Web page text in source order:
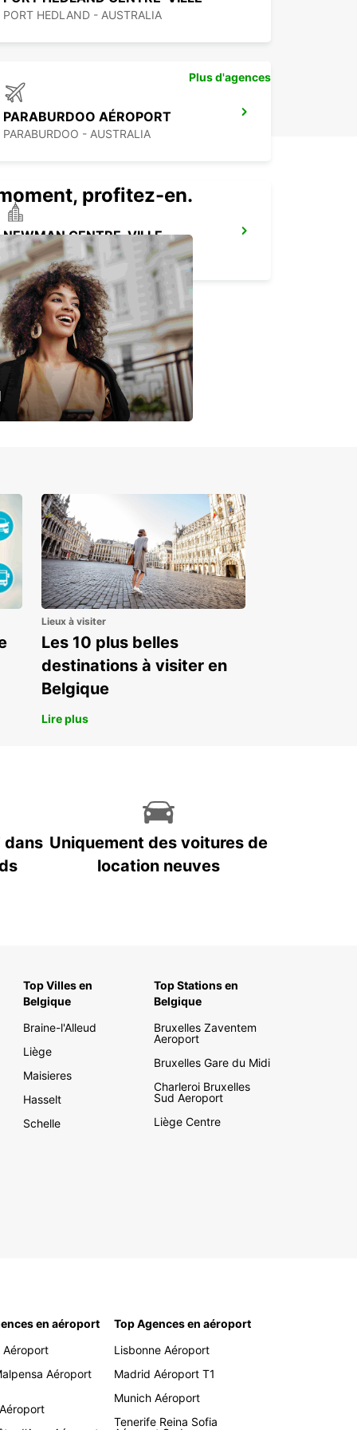
PORT HEDLAND - AUSTRALIA
PARABURDOO AÉROPORT
PARABURDOO - AUSTRALIA
NEWMAN CENTRE-VILLE
NEWMAN - AUSTRALIA
Plus d'agences
profitez-en.
Lieux à visiter
Les 10 plus belles
destinations à visiter en
Belgique
Lire plus
Uniquement des voitures de
location neuves
Top Villes en
Belgique
Braine-l'Alleud
Liège
Maisieres
Hasselt
Schelle
Top Stations en
Belgique
Bruxelles Zaventem
Aeroport
Bruxelles Gare du Midi
Charleroi Bruxelles
Sud Aeroport
Liège Centre
en aéroport
Aéroport
Aéroport
Top Agences en aéroport
Lisbonne Aéroport
Madrid Aéroport T1
Munich Aéroport
Tenerife Reina Sofia